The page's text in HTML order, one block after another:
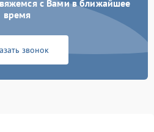
с Вами в ближайшее
время
звонок